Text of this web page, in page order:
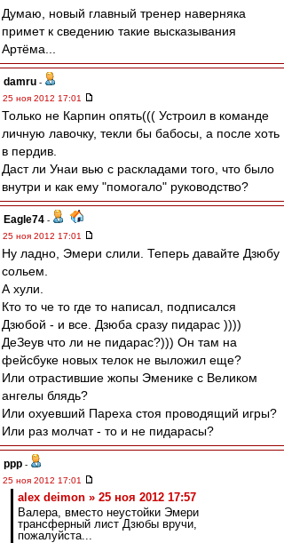
Думаю, новый главный тренер наверняка
примет к сведению такие высказывания
Артёма...
damru -
25 ноя 2012 17:01
Только не Карпин опять((( Устроил в команде
личную лавочку, текли бы бабосы, а после хоть
в пердив.
Даст ли Унаи вью с раскладами того, что было
внутри и как ему "помогало" руководство?
Eagle74 -
25 ноя 2012 17:01
Ну ладно, Эмери слили. Теперь давайте Дзюбу
сольем.
А хули.
Кто то че то где то написал, подписался
Дзюбой - и все. Дзюба сразу пидарас ))))
ДеЗеув что ли не пидарас?))) Он там на
фейсбуке новых телок не выложил еще?
Или отрастившие жопы Эменике с Великом
ангелы блядь?
Или охуевший Пареха стоя проводящий игры?
Или раз молчат - то и не пидарасы?
ppp -
25 ноя 2012 17:01
alex deimon » 25 ноя 2012 17:57
Валера, вместо неустойки Эмери
трансферный лист Дзюбы вручи,
пожалуйста...